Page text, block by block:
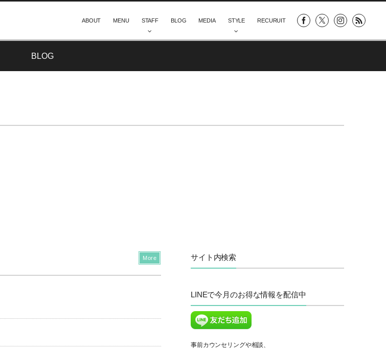
ABOUT MENU STAFF BLOG MEDIA STYLE RECURUIT
BLOG
More サイト内検索
LINEで今月のお得な情報を配信中
事前カウンセリングや相談、